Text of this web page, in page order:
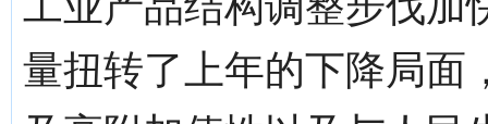
量扭转了上年的下降局面